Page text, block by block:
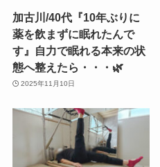
加古川/40代『10年ぶりに
薬を飲まずに眠れたんで
す』自力で眠れる本来の状
態へ整えたら・・・🌿
2025年11月10日